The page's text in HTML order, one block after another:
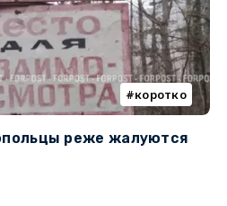
коротко
реже жалуются